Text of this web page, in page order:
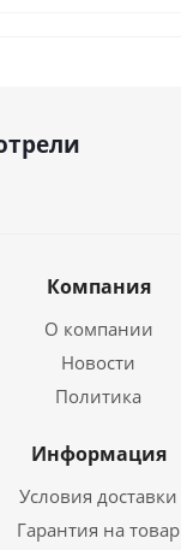
Компания
О компании
Новости
Политика
Информация
Условия доставки
Гарантия на товар